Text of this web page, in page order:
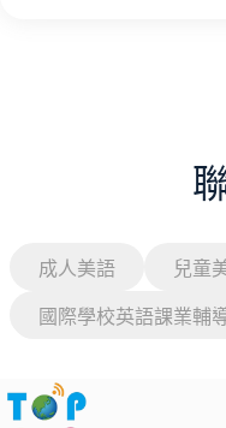
成人美語 兒童
國際學校英語課業輔